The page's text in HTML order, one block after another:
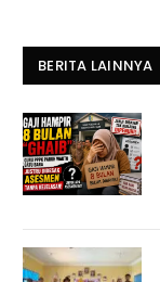
BERITA LAINNYA